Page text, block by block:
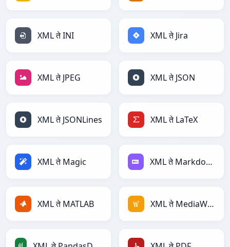
XML ते INI XML ते Jira
XML ते JPEG XML ते JSON
XML ते JSONLines XML ते LaTeX
XML ते Magic XML ते Markdown
XML ते MATLAB XML ते MediaWiki